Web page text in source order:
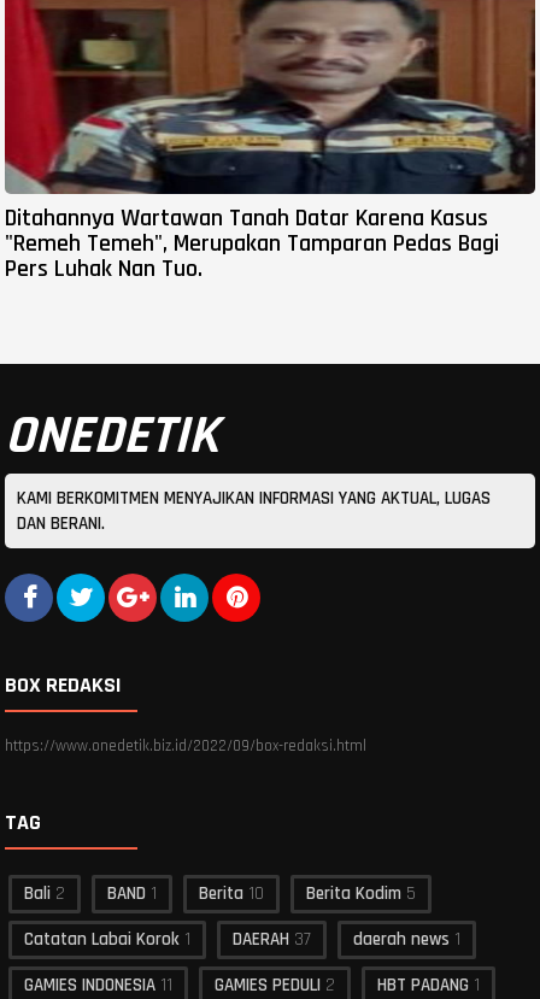
Ditahannya Wartawan Tanah Datar Karena Kasus
"Remeh Temeh", Merupakan Tamparan Pedas Bagi
Pers Luhak Nan Tuo.
ONEDETIK
KAMI BERKOMITMEN MENYAJIKAN INFORMASI YANG AKTUAL, LUGAS
DAN BERANI.
BOX REDAKSI
https://www.onedetik.biz.id/2022/09/box-redaksi.html
TAG
Bali 2 BAND 1 Berita 10 Berita Kodim 5
Catatan Labai Korok 1 DAERAH 37 daerah news 1
GAMIES INDONESIA 11 GAMIES PEDULI 2 HBT PADANG 1